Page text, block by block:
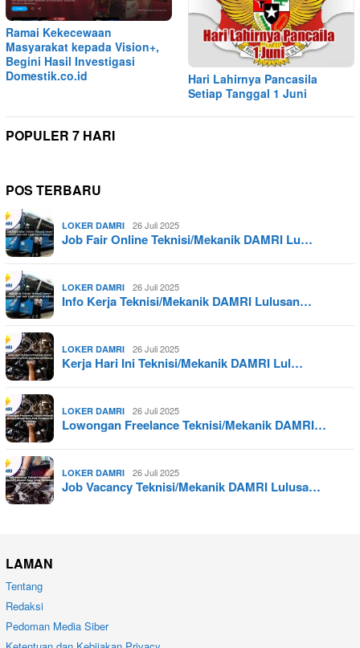
Ramai Kekecewaan
Masyarakat kepada Vision+,
Begini Hasil Investigasi
Domestik.co.id
Hari Lahirnya Pancasila
Setiap Tanggal 1 Juni
POPULER 7 HARI
POS TERBARU
LOKER DAMRI 26 Juli 2025
Job Fair Online Teknisi/Mekanik DAMRI Lu…
LOKER DAMRI 26 Juli 2025
Info Kerja Teknisi/Mekanik DAMRI Lulusan…
LOKER DAMRI 26 Juli 2025
Kerja Hari Ini Teknisi/Mekanik DAMRI Lul…
LOKER DAMRI 26 Juli 2025
Lowongan Freelance Teknisi/Mekanik DAMRI…
LOKER DAMRI 26 Juli 2025
Job Vacancy Teknisi/Mekanik DAMRI Lulusa…
LAMAN
Tentang
Redaksi
Pedoman Media Siber